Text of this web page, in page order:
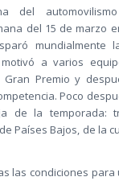
del
del 15 de marzo
mundialmente
a varios
Premio y
Poco
de la temporada:
Países Bajos, de la
las condiciones